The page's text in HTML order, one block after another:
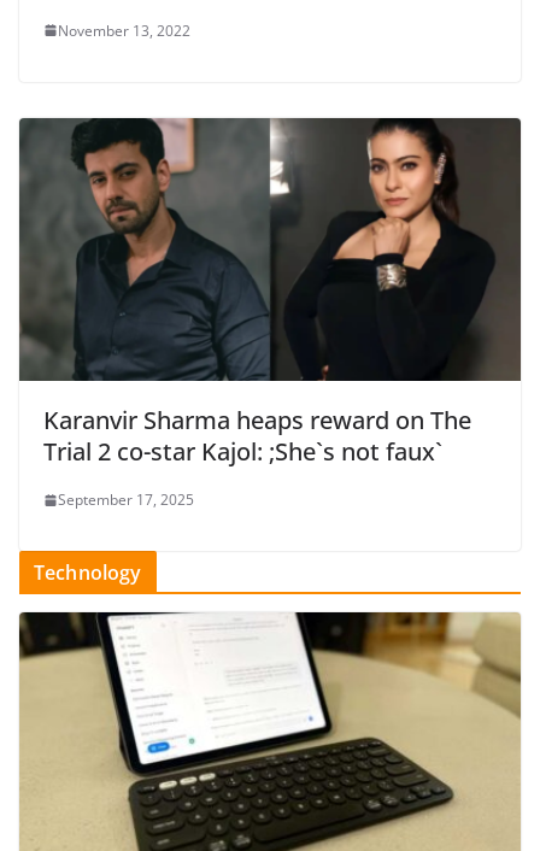
November 13, 2022
Karanvir Sharma heaps reward on The
Trial 2 co-star Kajol: ;She`s not faux`
September 17, 2025
Technology